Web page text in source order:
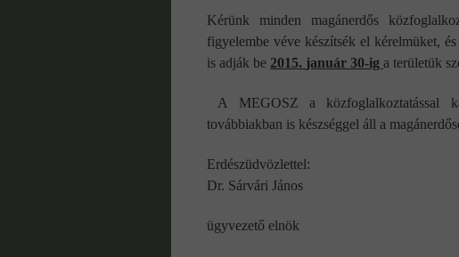
Kérünk minden magánerdős
figyelembe véve készítsék el kérelmüket,
is adják be 2015. január 30-ig a területük
A MEGOSZ a közfoglalkoztatással
továbbiakban is készséggel áll a
Erdészüdvözlettel:
Dr. Sárvári János
ügyvezető elnök